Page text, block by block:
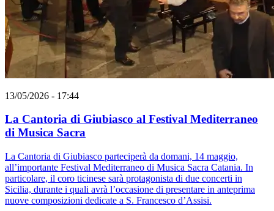
13/05/2026 - 17:44
La Cantoria di Giubiasco al Festival Mediterraneo
di Musica Sacra
La Cantoria di Giubiasco parteciperà da domani, 14 maggio,
all’importante Festival Mediterraneo di Musica Sacra Catania. In
particolare, il coro ticinese sarà protagonista di due concerti in
Sicilia, durante i quali avrà l’occasione di presentare in anteprima
nuove composizioni dedicate a S. Francesco d’Assisi.